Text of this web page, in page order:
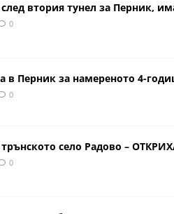
втория тунел за Перник,
0
в Перник за намереното 4-
0
село Радово –
0